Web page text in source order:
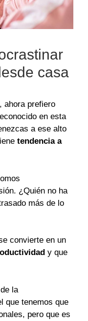
casa
ahora prefiero
en esta
a ese alto
tendencia a
¿Quién no ha
más de lo
convierte en un
y que
la
que tenemos que
pero que es